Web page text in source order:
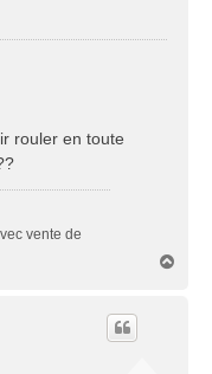
rouler en toute
vente de